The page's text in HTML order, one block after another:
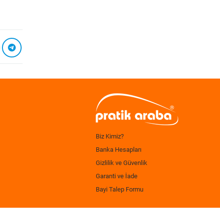
Biz Kimiz?
Banka Hesapları
Gizlilik ve Güvenlik
Garanti ve İade
Bayi Talep Formu